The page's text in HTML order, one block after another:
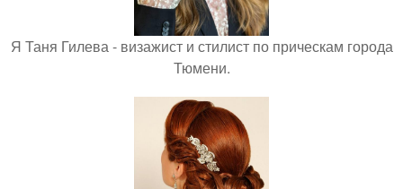
Я Таня Гилева - визажист и стилист по прическам города
Тюмени.